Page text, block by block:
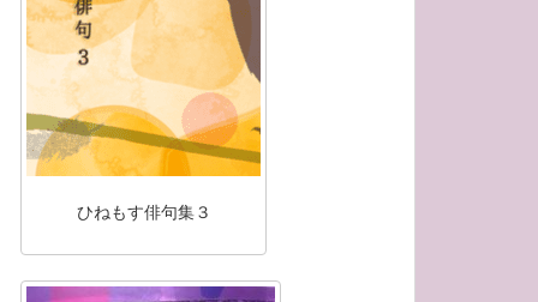
ひねもす俳句集３